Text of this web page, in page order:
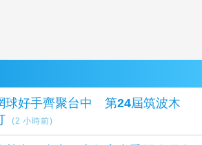
球好手齊聚台中 第24屆筑波木
(2 小時前)